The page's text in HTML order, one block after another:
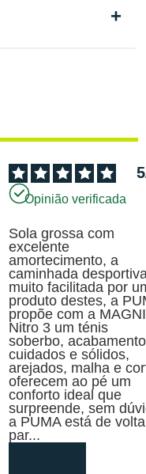
5
Opinião verificada
Sola grossa com
excelente
amortecimento, a
caminhada
muito facilitada por
produto destes, a
propõe com a
Nitro 3 um ténis
soberbo,
cuidados e sólidos,
arejados, malha e
oferecem ao pé um
conforto ideal que
surpreende, sem
a PUMA está de volta
par...